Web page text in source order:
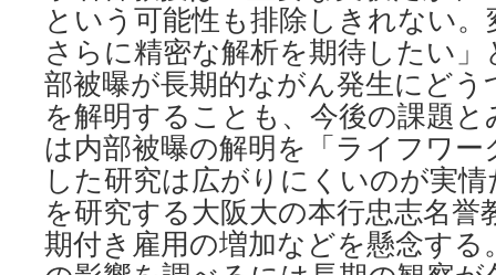
という可能性も排除しきれない
さらに精密な解析を期待したい
部被曝が長期的ながん発生にど
を解明することも、今後の課題
は内部被曝の解明を「ライフワ
した研究は広がりにくいのが実
を研究する大阪大の本行忠志名誉
期付き雇用の増加などを懸念する